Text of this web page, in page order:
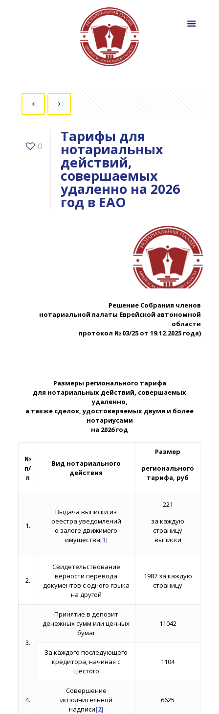
0
Тарифы для
нотариальных
действий,
совершаемых
удаленно на 2026
год в ЕАО
Решение Собрания членов
нотариальной палаты Еврейской автономной
области
протокол № 03/25 от 19.12.2025 года)
Размеры регионального тарифа
для нотариальных действий, совершаемых
удаленно,
а также сделок, удостоверяемых двумя и более
нотариусами
на 2026 год
№
п/
п
Вид нотариального
действия
Размер
регионального
тарифа, руб
1.
Выдача выписки из
реестра уведомлений
о залоге движимого
имущества[1]
221
за каждую
страницу
выписки
2.
Свидетельствование
верности перевода
документов с одного языка
на другой
1987 за каждую
страницу
3.
Принятие в депозит
денежных сумм или ценных
бумаг
11042
За каждого последующего
кредитора, начиная с
шестого
1104
4.
Совершение
исполнительной
надписи[2]
6625